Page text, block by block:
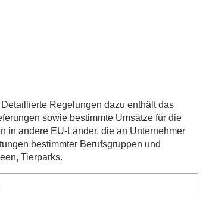
Regelungen dazu enthält das
sowie bestimmte Umsätze für die
in andere EU-Länder, die an Unternehmer
bestimmter Berufsgruppen und
Tierparks.